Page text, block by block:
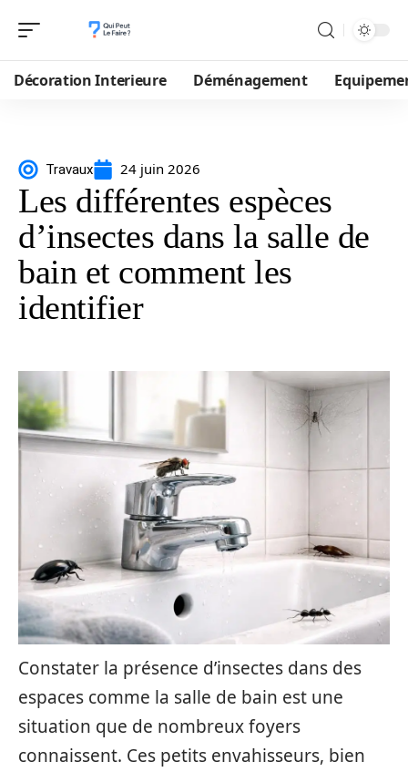
Décoration Interieure Déménagement
Travaux 24 juin 2026
Les différentes espèces
d’insectes dans la salle de
bain et comment les
identifier
Constater la présence d’insectes dans des
espaces comme la salle de bain est une
situation que de nombreux foyers
connaissent. Ces petits envahisseurs, bien